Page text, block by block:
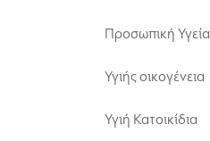
Προσωπική Υγεία
Υγιής οικογένεια
Υγιή Κατοικίδια